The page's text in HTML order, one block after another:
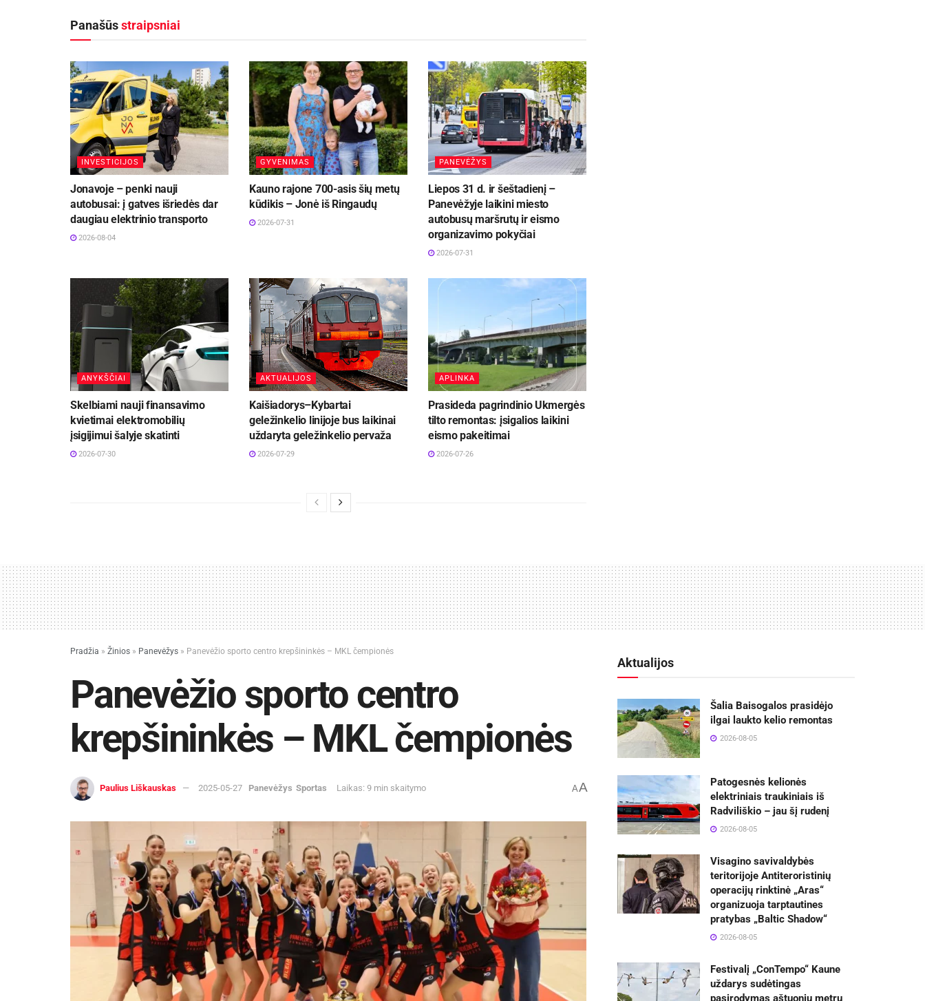
Panašūsstraipsniai
INVESTICIJOS
Jonavoje – penki nauji
autobusai: į gatves išriedės dar
daugiau elektrinio transporto
2026-08-04
GYVENIMAS
Kauno rajone 700-asis šių metų
kūdikis – Jonė iš Ringaudų
2026-07-31
PANEVĖŽYS
Liepos 31 d. ir šeštadienį –
Panevėžyje laikini miesto
autobusų maršrutų ir eismo
organizavimo pokyčiai
2026-07-31
ANYKŠČIAI
Skelbiami nauji finansavimo
kvietimai elektromobilių
įsigijimui šalyje skatinti
2026-07-30
AKTUALIJOS
Kaišiadorys–Kybartai
geležinkelio linijoje bus laikinai
uždaryta geležinkelio pervaža
2026-07-29
APLINKA
Prasideda pagrindinio Ukmergės
tilto remontas: įsigalios laikini
eismo pakeitimai
2026-07-26
Pradžia » Žinios » Panevėžys » Panevėžio sporto centro krepšininkės – MKL čempionės
Panevėžio sporto centro
krepšininkės – MKL čempionės
Paulius Liškauskas 2025-05-27 Panevėžys Sportas Laikas: 9 min skaitymo AA
Aktualijos
Šalia Baisogalos prasidėjo
ilgai laukto kelio remontas
2026-08-05
Patogesnės kelionės
elektriniais traukiniais iš
Radviliškio – jau šį rudenį
2026-08-05
Visagino savivaldybės
teritorijoje Antiteroristinių
operacijų rinktinė „Aras“
organizuoja tarptautines
pratybas „Baltic Shadow“
2026-08-05
Festivalį „ConTempo“ Kaune
uždarys sudėtingas
pasirodymas aštuonių metrų